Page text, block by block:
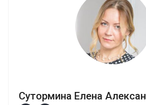
Сутормина Елена